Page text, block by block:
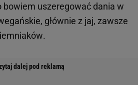
bowiem uszeregować dania w
głównie z jaj, zawsze
.